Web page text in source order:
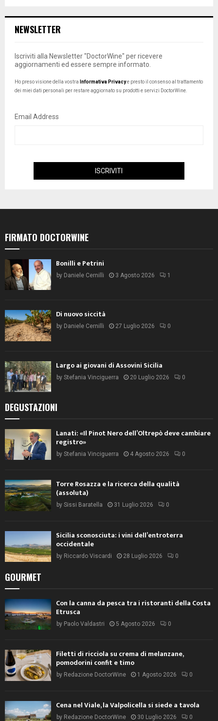
NEWSLETTER
Iscriviti alla Newsletter "DoctorWine" per ricevere
aggiornamenti ed essere sempre informato.
Ho preso visione della vostra Informativa Privacye presto il consenso al trattamento
dei miei dati personali per restare aggiornato su prodotti e servizi DoctorWine.
Email Address
FIRMATO DOCTORWINE
Bonilli e Petrini
by Daniele Cernilli 3 Agosto 2026 1
Di nuovo siccità
by Daniele Cernilli 27 Luglio 2026 0
Largo ai giovani di Assovini Sicilia
by Stefania Vinciguerra 20 Luglio 2026 0
DEGUSTAZIONI
Lanati: «Il Pinot Nero dell’Oltrepò deve cambiare
registro»
by Stefania Vinciguerra 4 Agosto 2026 0
Torre Rosazza e la ricerca della qualità
(assoluta)
by Sissi Baratella 31 Luglio 2026 0
Sicilia sconosciuta: i vini dell’entroterra
occidentale
by Riccardo Viscardi 28 Luglio 2026 0
GOURMET
Con la canna da pesca tra i ristoranti della Costa
Etrusca
by Paolo Valdastri 5 Agosto 2026 0
Filetti di ricciola su crema di melanzane,
pomodorini confit e timo
by Redazione DoctorWine 1 Agosto 2026 0
Cena nel Viale, la Valpolicella si siede a tavola
by Redazione DoctorWine 30 Luglio 2026 0